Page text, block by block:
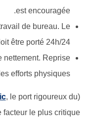
est encouragée.
travail de bureau. Le
être porté 24h/24.
nettement. Reprise
efforts physiques.
, le port rigoureux du
facteur le plus critique